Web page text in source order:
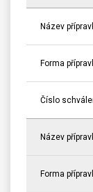
Název
Forma
Číslo
Název
Forma